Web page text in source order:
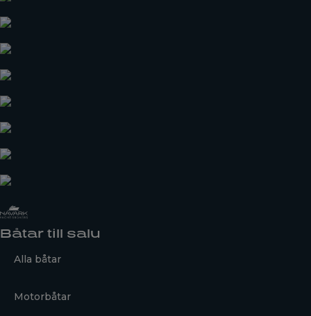
Båtar till salu
Alla båtar
Motorbåtar